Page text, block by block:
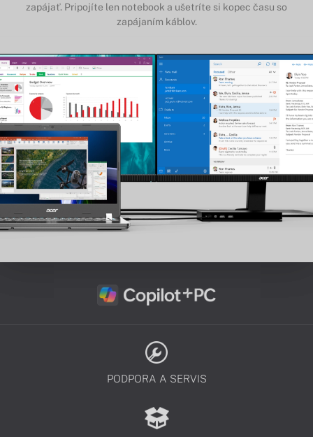
zapájať. Pripojíte len notebook a ušetríte si kopec času so
zapájaním káblov.
PODPORA A SERVIS